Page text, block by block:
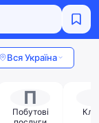
Вся Україна
П
Побутові